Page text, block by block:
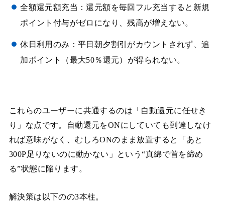
全額還元額充当：還元額を毎回フル充当すると新規
ポイント付与がゼロになり、残高が増えない。
休日利用のみ：平日朝夕割引がカウントされず、追
加ポイント（最大50％還元）が得られない。
これらのユーザーに共通するのは「自動還元に任せき
り」な点です。自動還元をONにしていても到達しなけ
れば意味がなく、むしろONのまま放置すると「あと
300P足りないのに動かない」という“真綿で首を締め
る”状態に陥ります。
解決策は以下のの3本柱。